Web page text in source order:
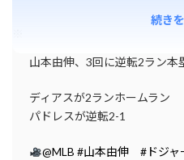
山本由伸、3回に逆転2ラン本
ディアスが2ランホームラン
パドレスが逆転2-1
@MLB #山本由伸
#ドジャ
続き